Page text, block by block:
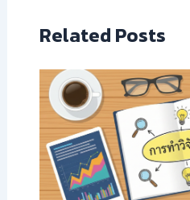
Related Posts